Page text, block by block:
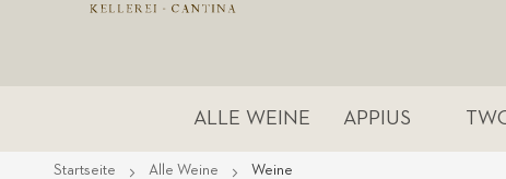
ALLE WEINE APPIUS
Startseite Alle Weine Weine